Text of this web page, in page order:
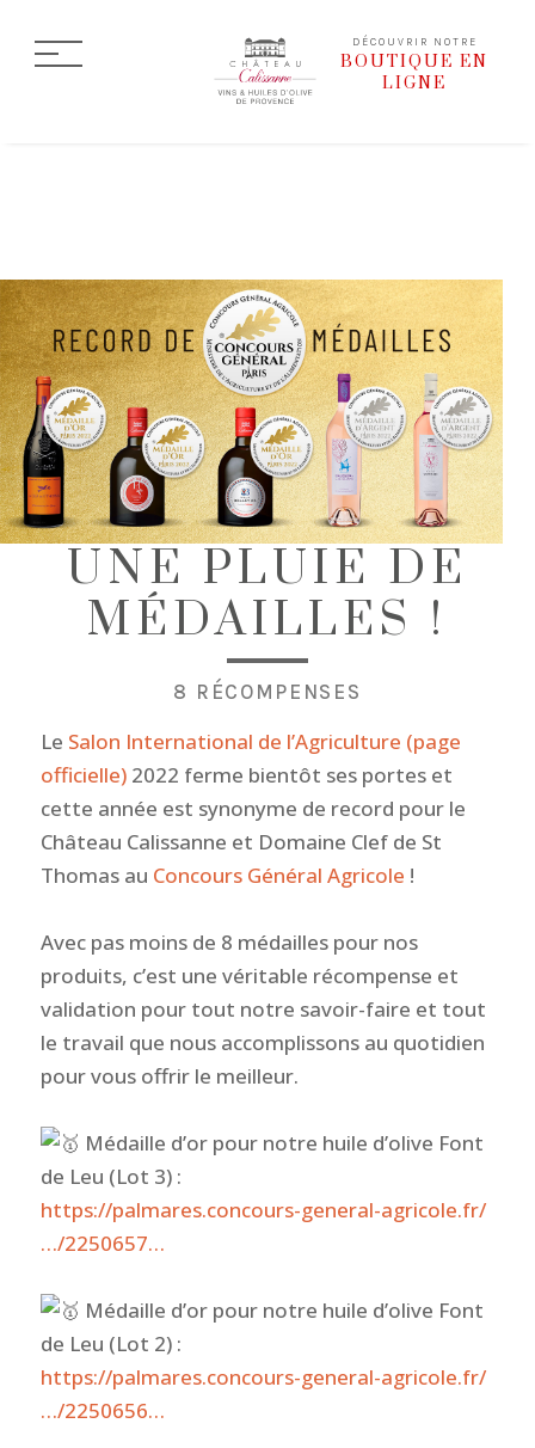
DÉCOUVRIR NOTRE
BOUTIQUE EN
LIGNE
UNE PLUIE DE
MÉDAILLES !
8 RÉCOMPENSES
Le Salon International de l’Agriculture (page
officielle)2022 ferme bientôt ses portes et
cette année est synonyme de record pour le
Château Calissanne et Domaine Clef de St
Thomas au Concours Général Agricole !
Avec pas moins de 8 médailles pour nos
produits, c’est une véritable récompense et
validation pour tout notre savoir-faire et tout
le travail que nous accomplissons au quotidien
pour vous offrir le meilleur.
Médaille d’or pour notre huile d’olive Font
de Leu (Lot 3) :
https://palmares.concours-general-agricole.fr/
…/2250657…
Médaille d’or pour notre huile d’olive Font
de Leu (Lot 2) :
https://palmares.concours-general-agricole.fr/
…/2250656…